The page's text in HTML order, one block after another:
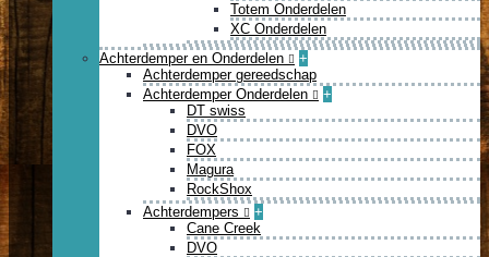
Totem Onderdelen
XC Onderdelen
Achterdemper en Onderdelen
+
Achterdemper gereedschap
Achterdemper Onderdelen
+
DT swiss
DVO
FOX
Magura
RockShox
Achterdempers
+
Cane Creek
DVO